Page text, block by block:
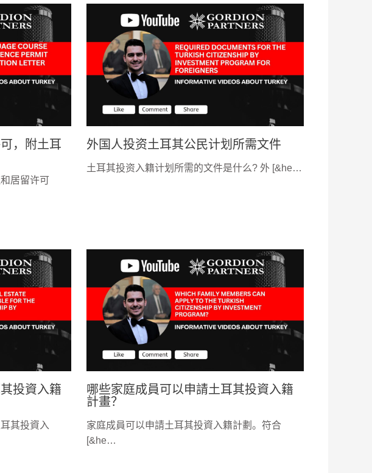
，附土耳
居留许可
外国人投资土耳其公民计划所需文件
土耳其投资入籍计划所需的文件是什么? 外 [&he…
投資入籍
其投資入
哪些家庭成員可以申請土耳其投資入籍
計畫？
家庭成員可以申請土耳其投資入籍計劃。符合
[&he…